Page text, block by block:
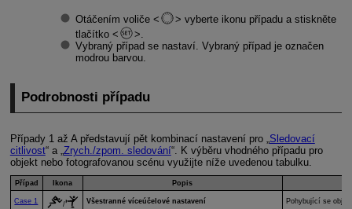
Otáčením voliče
vyberte ikonu případu a stiskněte
tlačítko
.
Vybraný případ se nastaví. Vybraný případ je označen
modrou barvou.
Podrobnosti případu
Případy 1 až A představují pět kombinací nastavení pro „ Sledovací
citlivost“ a „ Zrych./zpom. sledování“. K výběru vhodného případu pro
objekt nebo fotografovanou scénu využijte níže uvedenou tabulku.
Případ Ikona Popis
Case 1 / Všestranné víceúčelové nastavení Pohybující se